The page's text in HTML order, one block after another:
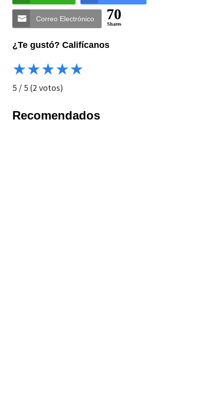
Correo Electrónico 70
Shares
¿Te gustó? Califícanos
★★★★★
5 / 5 (2 votos)
Recomendados